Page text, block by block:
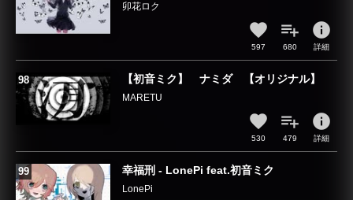
卯花ロク
597 680
info
詳細
【初音ミク】 ナミダ 【オリジナル】
MARETU
530 479
info
詳細
幸福刑 - LonePi feat.初音ミク
LonePi